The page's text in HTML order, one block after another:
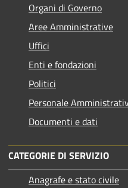
Organi di Governo
Aree Amministrative
Uffici
Enti e fondazioni
Politici
Personale
Documenti e dati
CATEGORIE DI SERVIZIO
Anagrafe e stato civile